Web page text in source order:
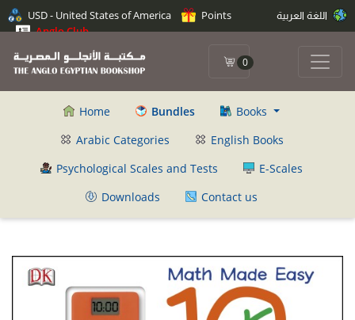
USD - United States of America
Points
Anglo Club
0
Home Bundles
Books
Arabic Categories
English Books
Psychological Scales and Tests
E-Scales
Downloads
Contact us